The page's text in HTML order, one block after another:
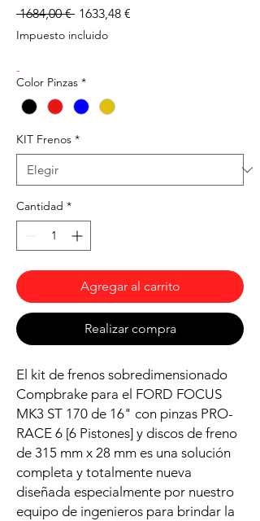
1684,00 € Precio
1633,48 €
Impuesto incluido
-
Color Pinzas *
KIT Frenos *
Cantidad *
Agregar al carrito
Realizar compra
El kit de frenos sobredimensionado
Compbrake para el FORD FOCUS
MK3 ST 170 de 16" con pinzas PRO-
RACE 6 [6 Pistones] y discos de freno
de 315 mm x 28 mm es una solución
completa y totalmente nueva
diseñada especialmente por nuestro
equipo de ingenieros para brindar la